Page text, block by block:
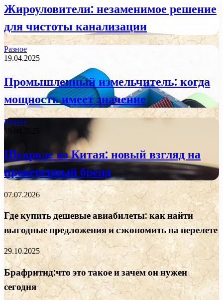
Жироуловители: незаменимое решение
для чистоты канализации
Разное
19.04.2025
Промышленный измельчитель: когда
мощность имеет значение
Разное
19.04.2025
Шевроле из Китая: новый взгляд на
проверенный бренд
07.07.2026
Где купить дешевые авиабилеты: как найти
выгодные предложения и сэкономить на перелете
29.10.2025
Брафритид:что это такое и зачем он нужен
сегодня